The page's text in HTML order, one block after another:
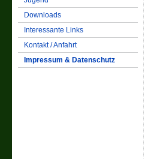
Downloads
Interessante Links
Kontakt / Anfahrt
Impressum & Datenschutz